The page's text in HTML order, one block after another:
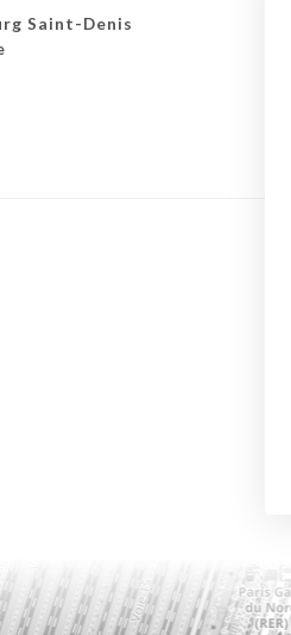
Saint-Denis